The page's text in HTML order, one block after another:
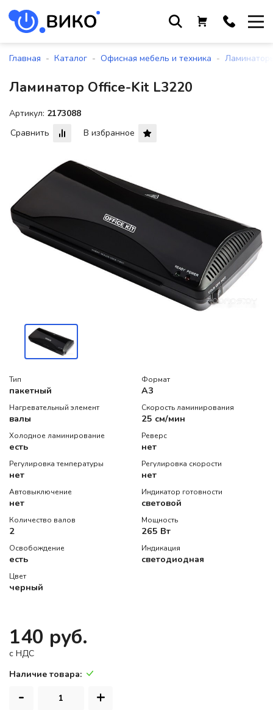
с понедельника по пятницу
+375 44 564 01 13
+375 29 861 18 28
sales@viko-t.by
Оплата и доставка
Контакты
220118, г. Минск, ул. Крупской, д.
17, пом. 38, оф. №1
Главная - Каталог - Офисная мебель и техника -
Ламинатор Office-Kit L3220
Артикул: 2173088
Сравнить
В избранное
Тип
пакетный
Формат
A3
Нагревательный элемент
валы
Скорость ламинирования
25 см/мин
Холодное ламинирование
есть
Реверс
нет
Регулировка температуры
нет
Регулировка скорости
нет
Автовыключение
нет
Индикатор готовности
световой
Количество валов
2
Мощность
265 Вт
Освобождение
есть
Индикация
светодиодная
Цвет
черный
140 руб.
c НДС
Наличие товара:
- +